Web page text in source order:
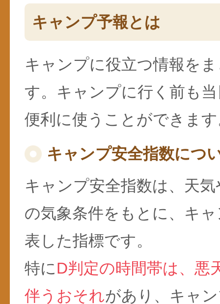
キャンプ予報とは
キャンプに役立つ情報を
す。キャンプに行く前も
便利に使うことができま
キャンプ安全指数につ
キャンプ安全指数は、天
の気象条件をもとに、キ
表した指標です。
特にD判定の時間帯は、悪
伴うおそれがあり、キャ